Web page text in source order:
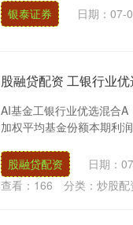
银泰证券 日期：07-
股融贷配资 工银行业
AI基金工银行业优选混合
加权平均基金份额本期利
股融贷配资 日期：
查看： 166 分类： 炒股配